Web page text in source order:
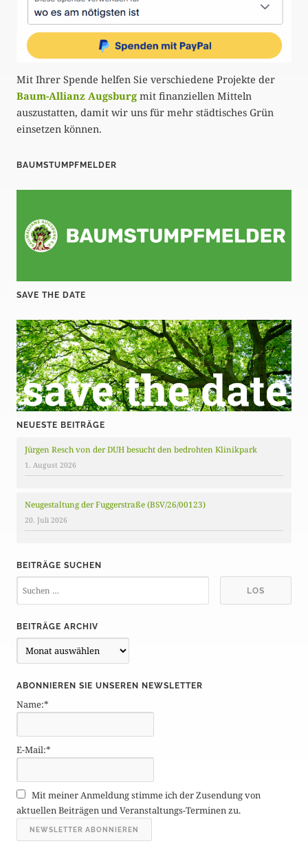
Mit Ihrer Spende helfen Sie verschiedene Projekte der
Baum-Allianz Augsburg mit finanziellen Mitteln
auszustatten, damit wir uns für mehr städtisches Grün
einsetzen können.
BAUMSTUMPFMELDER
SAVE THE DATE
NEUESTE BEITRÄGE
Jürgen Resch von der DUH besucht den bedrohten Klinikpark
1. August 2026
Neugestaltung der Fuggerstraße (BSV/26/00123)
20. Juli 2026
BEITRÄGE SUCHEN
BEITRÄGE ARCHIV
e
t
r
g
e
r
c
h
v
ABONNIEREN SIE UNSEREN NEWSLETTER
Name:*
E-Mail:*
Mit meiner Anmeldung stimme ich der Zusendung von
aktuellen Beiträgen und Veranstaltungs-Terminen zu.